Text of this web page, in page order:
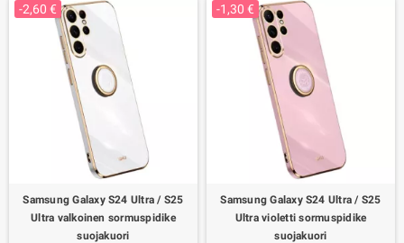
-2,60 €
Samsung Galaxy S24 Ultra / S25
Ultra valkoinen sormuspidike
suojakuori
-1,30 €
Samsung Galaxy S24 Ultra / S25
Ultra violetti sormuspidike
suojakuori